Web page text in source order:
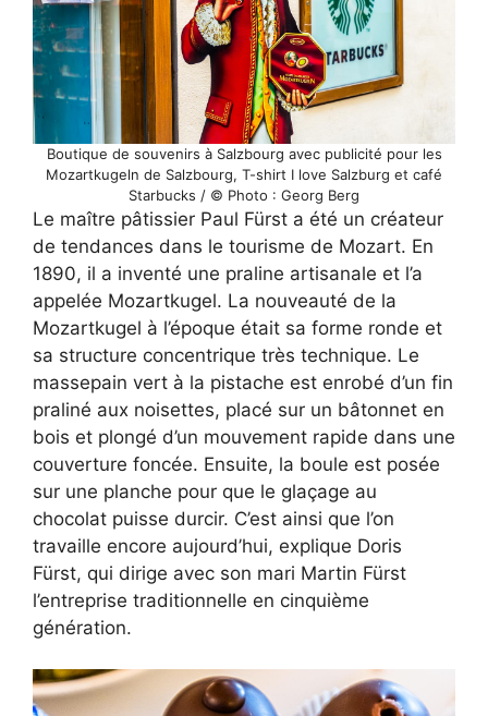
Boutique de souvenirs à Salzbourg avec publicité pour les
Mozartkugeln de Salzbourg, T-shirt I love Salzburg et café
Starbucks / © Photo : Georg Berg
Le maître pâtissier Paul Fürst a été un créateur
de tendances dans le tourisme de Mozart. En
1890, il a inventé une praline artisanale et l’a
appelée Mozartkugel. La nouveauté de la
Mozartkugel à l’époque était sa forme ronde et
sa structure concentrique très technique. Le
massepain vert à la pistache est enrobé d’un fin
praliné aux noisettes, placé sur un bâtonnet en
bois et plongé d’un mouvement rapide dans une
couverture foncée. Ensuite, la boule est posée
sur une planche pour que le glaçage au
chocolat puisse durcir. C’est ainsi que l’on
travaille encore aujourd’hui, explique Doris
Fürst, qui dirige avec son mari Martin Fürst
l’entreprise traditionnelle en cinquième
génération.